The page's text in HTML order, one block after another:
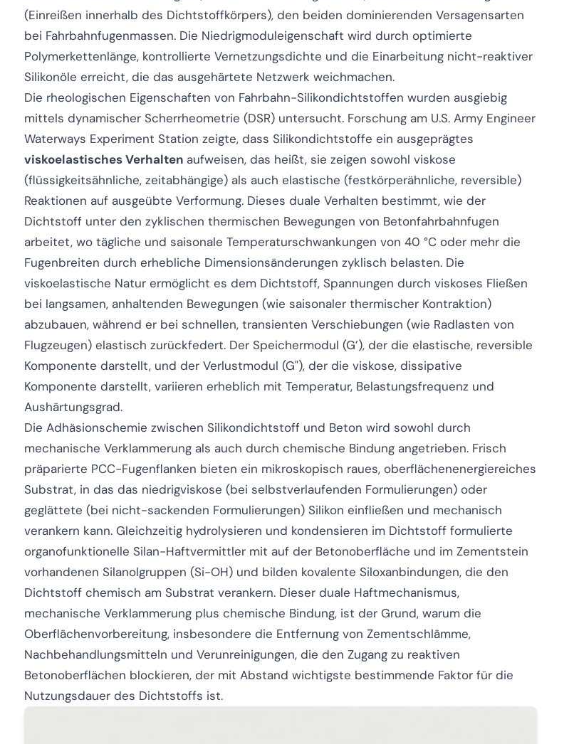
(Einreißen innerhalb des Dichtstoffkörpers), den beiden dominierenden Versagensarten
bei Fahrbahnfugenmassen. Die Niedrigmoduleigenschaft wird durch optimierte
Polymerkettenlänge, kontrollierte Vernetzungsdichte und die Einarbeitung nicht-reaktiver
Silikonöle erreicht, die das ausgehärtete Netzwerk weichmachen.
Die rheologischen Eigenschaften von Fahrbahn-Silikondichtstoffen wurden ausgiebig
mittels dynamischer Scherrheometrie (DSR) untersucht. Forschung am U.S. Army Engineer
Waterways Experiment Station zeigte, dass Silikondichtstoffe ein ausgeprägtes
viskoelastisches Verhalten aufweisen, das heißt, sie zeigen sowohl viskose
(flüssigkeitsähnliche, zeitabhängige) als auch elastische (festkörperähnliche, reversible)
Reaktionen auf ausgeübte Verformung. Dieses duale Verhalten bestimmt, wie der
Dichtstoff unter den zyklischen thermischen Bewegungen von Betonfahrbahnfugen
arbeitet, wo tägliche und saisonale Temperaturschwankungen von 40 °C oder mehr die
Fugenbreiten durch erhebliche Dimensionsänderungen zyklisch belasten. Die
viskoelastische Natur ermöglicht es dem Dichtstoff, Spannungen durch viskoses Fließen
bei langsamen, anhaltenden Bewegungen (wie saisonaler thermischer Kontraktion)
abzubauen, während er bei schnellen, transienten Verschiebungen (wie Radlasten von
Flugzeugen) elastisch zurückfedert. Der Speichermodul (G’), der die elastische, reversible
Komponente darstellt, und der Verlustmodul (G"), der die viskose, dissipative
Komponente darstellt, variieren erheblich mit Temperatur, Belastungsfrequenz und
Aushärtungsgrad.
Die Adhäsionschemie zwischen Silikondichtstoff und Beton wird sowohl durch
mechanische Verklammerung als auch durch chemische Bindung angetrieben. Frisch
präparierte PCC-Fugenflanken bieten ein mikroskopisch raues, oberflächenenergiereiches
Substrat, in das das niedrigviskose (bei selbstverlaufenden Formulierungen) oder
geglättete (bei nicht-sackenden Formulierungen) Silikon einfließen und mechanisch
verankern kann. Gleichzeitig hydrolysieren und kondensieren im Dichtstoff formulierte
organofunktionelle Silan-Haftvermittler mit auf der Betonoberfläche und im Zementstein
vorhandenen Silanolgruppen (Si-OH) und bilden kovalente Siloxanbindungen, die den
Dichtstoff chemisch am Substrat verankern. Dieser duale Haftmechanismus,
mechanische Verklammerung plus chemische Bindung, ist der Grund, warum die
Oberflächenvorbereitung, insbesondere die Entfernung von Zementschlämme,
Nachbehandlungsmitteln und Verunreinigungen, die den Zugang zu reaktiven
Betonoberflächen blockieren, der mit Abstand wichtigste bestimmende Faktor für die
Nutzungsdauer des Dichtstoffs ist.